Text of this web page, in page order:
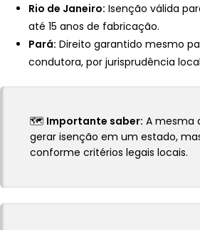
Rio de Janeiro: Isenção válida
até 15 anos de fabricação.
Pará: Direito garantido mesmo
condutora, por jurisprudência
🗺️ Importante saber: A mesma
gerar isenção em um estado,
conforme critérios legais locais.